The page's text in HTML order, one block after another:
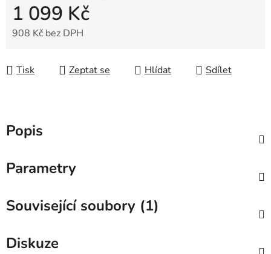
1 099 Kč
908 Kč bez DPH
Tisk
Zeptat se Hlídat Sdílet
Popis
Parametry
Související soubory (1)
Diskuze